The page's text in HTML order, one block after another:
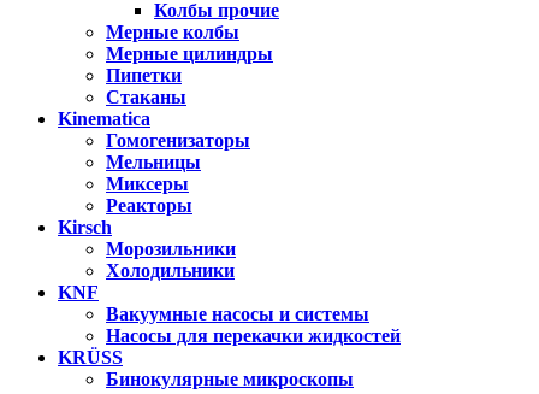
Колбы прочие
Мерные колбы
Мерные цилиндры
Пипетки
Стаканы
Kinematica
Гомогенизаторы
Мельницы
Миксеры
Реакторы
Kirsch
Морозильники
Холодильники
KNF
Вакуумные насосы и системы
Насосы для перекачки жидкостей
KRÜSS
Бинокулярные микроскопы